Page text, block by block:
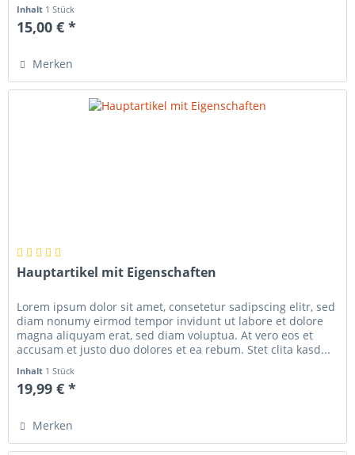
Inhalt 1 Stück
15,00 € *
Merken
Hauptartikel mit Eigenschaften
Lorem ipsum dolor sit amet, consetetur sadipscing elitr, sed
diam nonumy eirmod tempor invidunt ut labore et dolore
magna aliquyam erat, sed diam voluptua. At vero eos et
accusam et justo duo dolores et ea rebum. Stet clita kasd...
Inhalt 1 Stück
19,99 € *
Merken